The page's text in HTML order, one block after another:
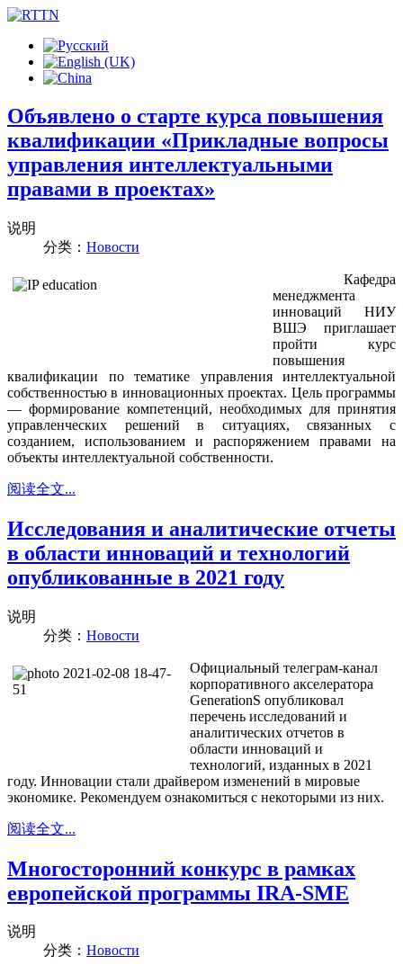
Объявлено о старте курса повышения
квалификации «Прикладные вопросы
управления интеллектуальными
правами в проектах»
说明
分类： Новости
Кафедра
менеджмента
инноваций НИУ
ВШЭ приглашает
пройти курс
повышения
квалификации по тематике управления интеллектуальной
собственностью в инновационных проектах. Цель программы
— формирование компетенций, необходимых для принятия
управленческих решений в ситуациях, связанных с
созданием, использованием и распоряжением правами на
объекты интеллектуальной собственности.
阅读全文...
Исследования и аналитические отчеты
в области инноваций и технологий
опубликованные в 2021 году
说明
分类： Новости
Официальный телеграм-канал
корпоративного акселератора
GenerationS опубликовал
перечень исследований и
аналитических отчетов в
области инноваций и
технологий, изданных в 2021
году. Инновации стали драйвером изменений в мировые
экономике. Рекомендуем ознакомиться с некоторыми из них.
阅读全文...
Многосторонний конкурс в рамках
европейской программы IRA-SME
说明
分类： Новости